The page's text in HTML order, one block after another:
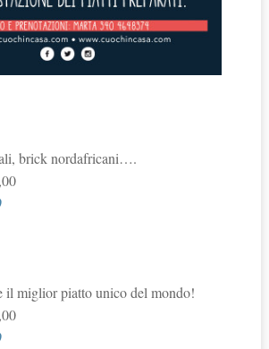
brick nordafricani….
il miglior piatto unico del mondo!